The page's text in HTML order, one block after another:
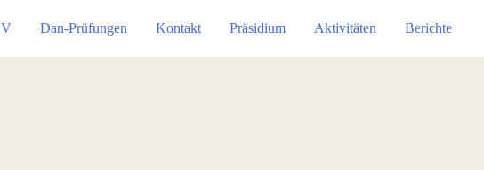
Dan-Prüfungen Kontakt Präsidium Aktivitäten Berichte